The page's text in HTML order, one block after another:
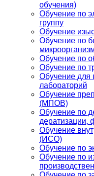
обучения)
Обучение по
группу
Обучение
Обучение по
Обучение по
Обучение по
Обучение для
лабораторий
Обучение
(МПОВ)
Обучение по
дератизации,
Обучение
(ИСО)
Обучение по
Обучение по